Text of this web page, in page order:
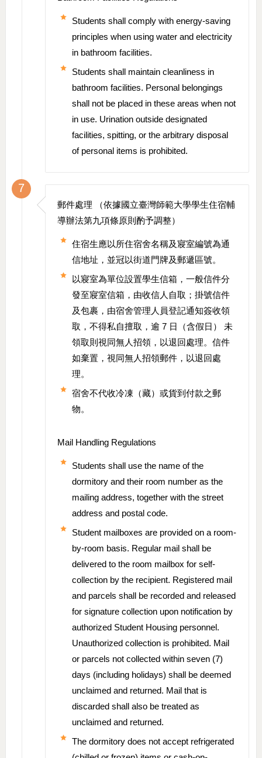
Students shall comply with energy-saving
principles when using water and electricity
in bathroom facilities.
Students shall maintain cleanliness in
bathroom facilities. Personal belongings
shall not be placed in these areas when not
in use. Urination outside designated
facilities, spitting, or the arbitrary disposal
of personal items is prohibited.
7
郵件處理 （依據國立臺灣師範大學學生住宿輔
導辦法第九項條原則酌予調整）
住宿生應以所住宿舍名稱及寢室編號為通
信地址，並冠以街道門牌及郵遞區號。
以寢室為單位設置學生信箱，一般信件分
發至寢室信箱，由收信人自取；掛號信件
及包裹，由宿舍管理人員登記通知簽收領
取，不得私自擅取，逾 7 日（含假日） 未
領取則視同無人招領，以退回處理。信件
如棄置，視同無人招領郵件，以退回處
理。
宿舍不代收冷凍（藏）或貨到付款之郵
物。
Mail Handling Regulations
Students shall use the name of the
dormitory and their room number as the
mailing address, together with the street
address and postal code.
Student mailboxes are provided on a room-
by-room basis. Regular mail shall be
delivered to the room mailbox for self-
collection by the recipient. Registered mail
and parcels shall be recorded and released
for signature collection upon notification by
authorized Student Housing personnel.
Unauthorized collection is prohibited. Mail
or parcels not collected within seven (7)
days (including holidays) shall be deemed
unclaimed and returned. Mail that is
discarded shall also be treated as
unclaimed and returned.
The dormitory does not accept refrigerated